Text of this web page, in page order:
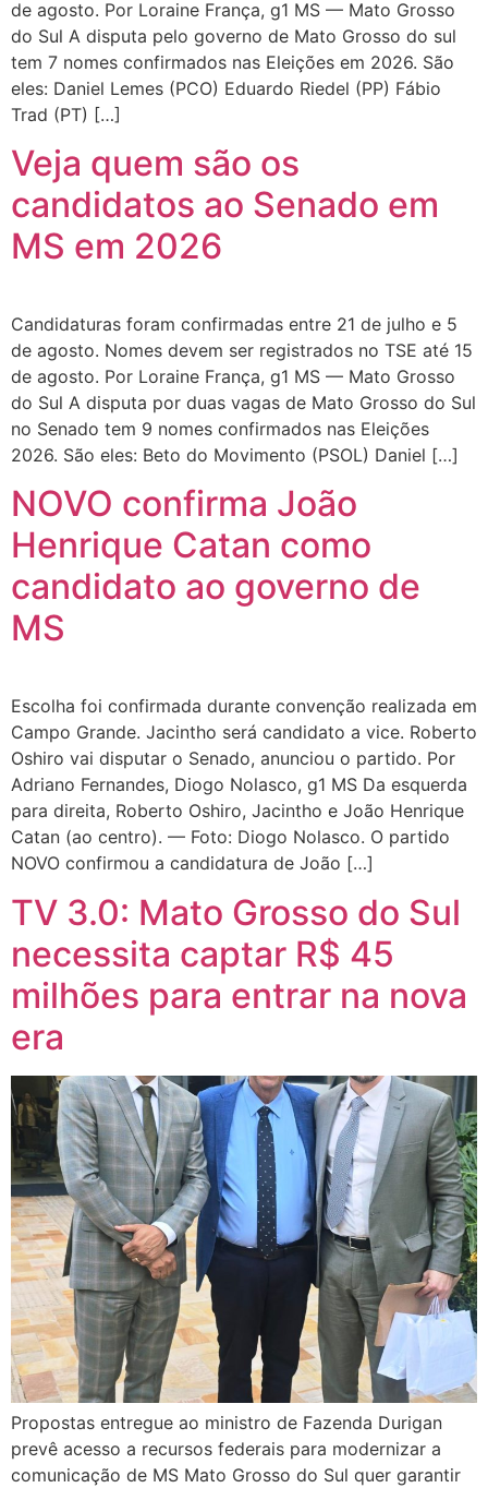
de agosto. Por Loraine França, g1 MS — Mato Grosso
do Sul A disputa pelo governo de Mato Grosso do sul
tem 7 nomes confirmados nas Eleições em 2026. São
eles: Daniel Lemes (PCO) Eduardo Riedel (PP) Fábio
Trad (PT) […]
Veja quem são os
candidatos ao Senado em
MS em 2026
Candidaturas foram confirmadas entre 21 de julho e 5
de agosto. Nomes devem ser registrados no TSE até 15
de agosto. Por Loraine França, g1 MS — Mato Grosso
do Sul A disputa por duas vagas de Mato Grosso do Sul
no Senado tem 9 nomes confirmados nas Eleições
2026. São eles: Beto do Movimento (PSOL) Daniel […]
NOVO confirma João
Henrique Catan como
candidato ao governo de
MS
Escolha foi confirmada durante convenção realizada em
Campo Grande. Jacintho será candidato a vice. Roberto
Oshiro vai disputar o Senado, anunciou o partido. Por
Adriano Fernandes, Diogo Nolasco, g1 MS Da esquerda
para direita, Roberto Oshiro, Jacintho e João Henrique
Catan (ao centro). — Foto: Diogo Nolasco. O partido
NOVO confirmou a candidatura de João […]
TV 3.0: Mato Grosso do Sul
necessita captar R$ 45
milhões para entrar na nova
era
Propostas entregue ao ministro de Fazenda Durigan
prevê acesso a recursos federais para modernizar a
comunicação de MS Mato Grosso do Sul quer garantir